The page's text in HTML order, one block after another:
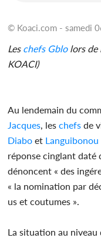
© Koaci.com - samedi
LeschefsGblolors de
KOACI)
Au lendemain du
Jacques , les chefs de
Diabo et Languibonou
réponse cinglant daté
dénoncent « des
« la nomination par
us et coutumes ».
La situation au